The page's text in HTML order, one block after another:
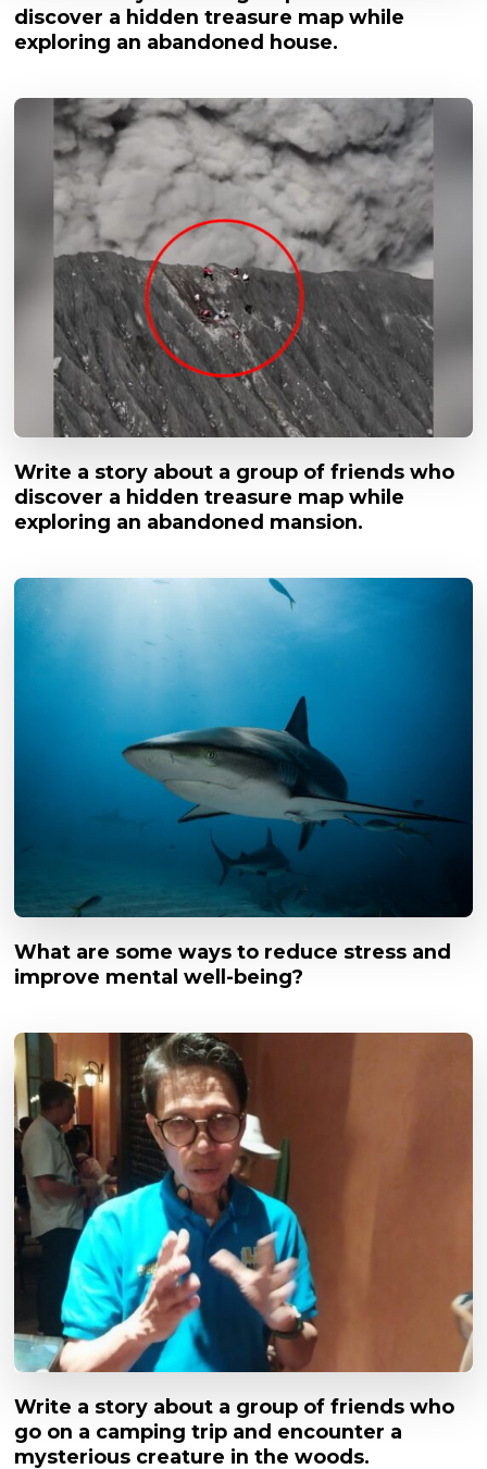
discover a hidden treasure map while
exploring an abandoned house.
Write a story about a group of friends who
discover a hidden treasure map while
exploring an abandoned mansion.
What are some ways to reduce stress and
improve mental well-being?
Write a story about a group of friends who
go on a camping trip and encounter a
mysterious creature in the woods.